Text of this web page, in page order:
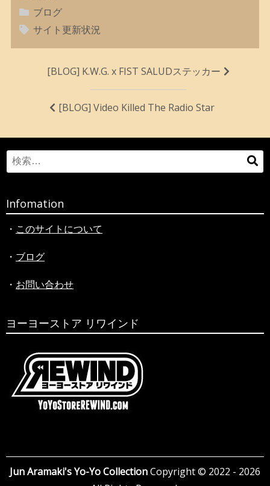
ブログ
サイト更新状況
ゲ
ー
ョ
ン
[BLOG] K.W.G. x FIST SALUDステッカー
[BLOG] Video Killed The Radio Star
Search
for:
検
Infomation
・ このサイトについて
・ ブログ
・ お問い合わせ
ヨーヨーストア リワインド
Jun Aramaki's Yo-Yo CollectionCopyright © 2022 - 2026